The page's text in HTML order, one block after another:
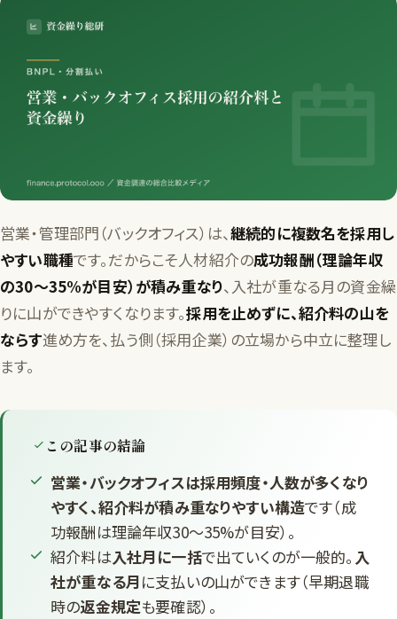
営業・管理部門（バックオフィス）は、継続的に複数名を採用し
やすい職種です。だからこそ人材紹介の成功報酬（理論年収
の30〜35%が目安）が積み重なり、入社が重なる月の資金繰
りに山ができやすくなります。採用を止めずに、紹介料の山を
ならす進め方を、払う側（採用企業）の立場から中立に整理し
ます。
この記事の結論
営業・バックオフィスは採用頻度・人数が多くなり
やすく、紹介料が積み重なりやすい構造です（成
功報酬は理論年収30〜35%が目安）。
紹介料は入社月に一括で出ていくのが一般的。 入
社が重なる月に支払いの山ができます（早期退職
時の返金規定も要確認）。